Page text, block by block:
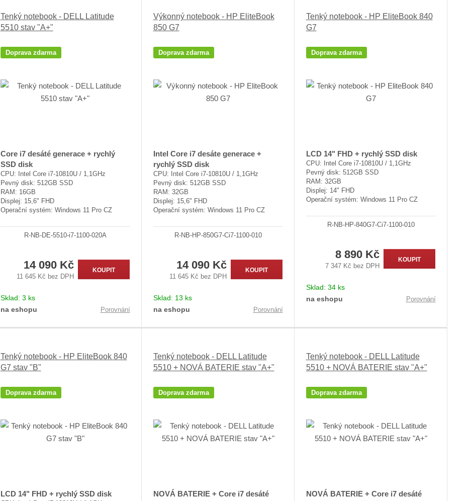
e
d
u
o
p
i
o
p
ý
s
Tenký notebook - DELL Latitude
5510 stav "A+"
Doprava zdarma
Core i7 desáté generace + rychlý
SSD disk
CPU: Intel Core i7-10810U / 1,1GHz
Pevný disk: 512GB SSD
RAM: 16GB
Displej: 15,6" FHD
Operační systém: Windows 11 Pro CZ
R-NB-DE-5510-i7-1100-020A
14 090 Kč
11 645 Kč bez DPH
KOUPIT
Sklad: 3 ks
na eshopu
Porovnání
Výkonný notebook - HP EliteBook
850 G7
Doprava zdarma
Intel Core i7 desáte generace +
rychlý SSD disk
CPU: Intel Core i7-10810U / 1,1GHz
Pevný disk: 512GB SSD
RAM: 32GB
Displej: 15,6" FHD
Operační systém: Windows 11 Pro CZ
R-NB-HP-850G7-Ci7-1100-010
14 090 Kč
11 645 Kč bez DPH
KOUPIT
Sklad: 13 ks
na eshopu
Porovnání
Tenký notebook - HP EliteBook 840
G7
Doprava zdarma
LCD 14" FHD + rychlý SSD disk
CPU: Intel Core i7-10810U / 1,1GHz
Pevný disk: 512GB SSD
RAM: 32GB
Displej: 14" FHD
Operační systém: Windows 11 Pro CZ
R-NB-HP-840G7-Ci7-1100-010
8 890 Kč
7 347 Kč bez DPH
KOUPIT
Sklad: 34 ks
na eshopu
Porovnání
Tenký notebook - HP EliteBook 840
G7 stav "B"
Doprava zdarma
LCD 14" FHD + rychlý SSD disk
Tenký notebook - DELL Latitude
5510 + NOVÁ BATERIE stav "A+"
Doprava zdarma
NOVÁ BATERIE + Core i7 desáté
Tenký notebook - DELL Latitude
5510 + NOVÁ BATERIE stav "A+"
Doprava zdarma
NOVÁ BATERIE + Core i7 desáté